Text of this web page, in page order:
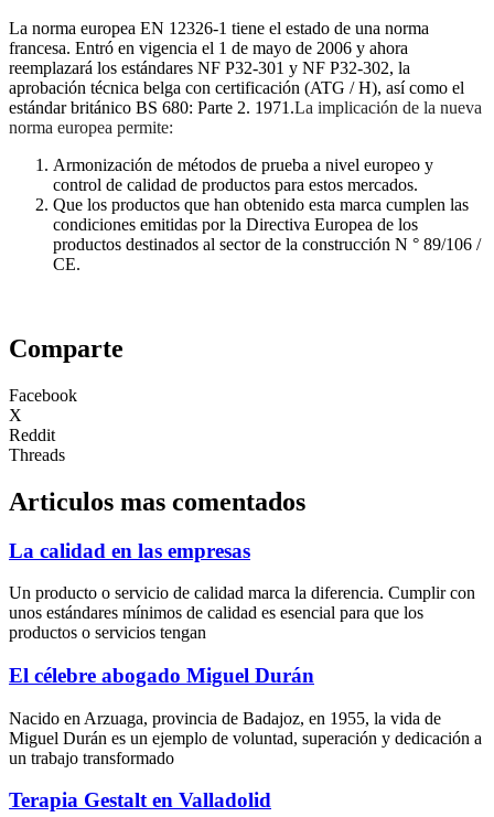
La norma europea EN 12326-1 tiene el estado de una norma
francesa. Entró en vigencia el 1 de mayo de 2006 y ahora
reemplazará los estándares NF P32-301 y NF P32-302, la
aprobación técnica belga con certificación (ATG / H), así como el
estándar británico BS 680: Parte 2. 1971.La implicación de la nueva
norma europea permite:
Armonización de métodos de prueba a nivel europeo y
control de calidad de productos para estos mercados.
Que los productos que han obtenido esta marca cumplen las
condiciones emitidas por la Directiva Europea de los
productos destinados al sector de la construcción N ° 89/106 /
CE.
Comparte
Facebook
X
Reddit
Threads
Articulos mas comentados
La calidad en las empresas
Un producto o servicio de calidad marca la diferencia. Cumplir con
unos estándares mínimos de calidad es esencial para que los
productos o servicios tengan
El célebre abogado Miguel Durán
Nacido en Arzuaga, provincia de Badajoz, en 1955, la vida de
Miguel Durán es un ejemplo de voluntad, superación y dedicación a
un trabajo transformado
Terapia Gestalt en Valladolid